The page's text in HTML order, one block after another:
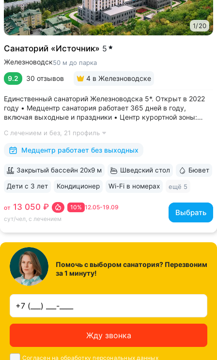
1/20
Санаторий «Источник» 5
Железноводск50 м до парка
9.2 30 отзывов 4 в Железноводске
Единственный санаторий Железноводска 5*. Открыт в 2022
году • Медцентр санатория работает 365 дней в году,
включая выходные и праздники • Центр курортной зоны:
бюветы «Славяновский» и «Смирновский»,
бальнеогрязелечебница, каскадная...
С лечением и без, 21 профиль
Медцентр работает без выходных
12.05-19.09
10%
от 13 050 ₽
сут/чел, с лечением
Выбрать
Закрытый бассейн 20х9 м Шведский стол Бювет
Дети с 3 лет Кондиционер Wi-Fi в номерах ещё 5
Помочь с выбором санатория? Перезвоним
за 1 минуту!
Жду звонка
Согласен на обработку персональных данных